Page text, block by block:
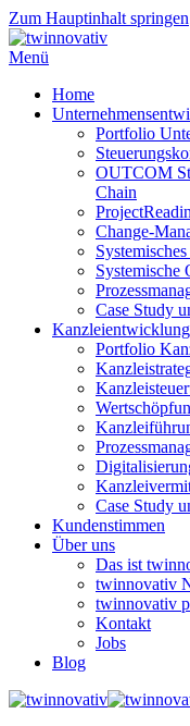
Zum Hauptinhalt springen
Menü
Home
Portfolio
OUTCOM
Chain
Change-
Systemische
Case Study
Kanzleientwicklung
Portfolio
Case Study
Kundenstimmen
Über uns
Das ist
twinnovativ
twinnovativ
Kontakt
Jobs
Blog